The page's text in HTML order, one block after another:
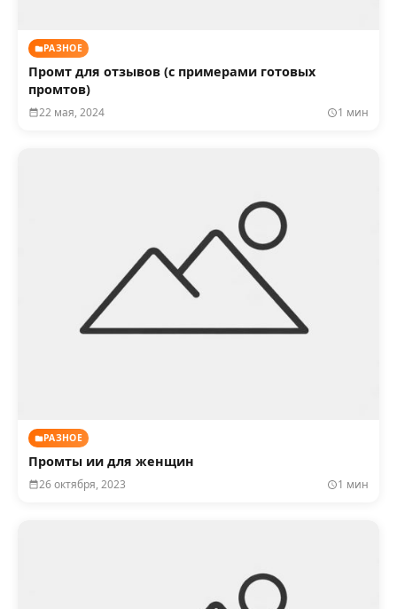
РАЗНОЕ
Промт для отзывов (с примерами готовых
промтов)
22 мая, 2024 1 мин
РАЗНОЕ
Промты ии для женщин
26 октября, 2023 1 мин